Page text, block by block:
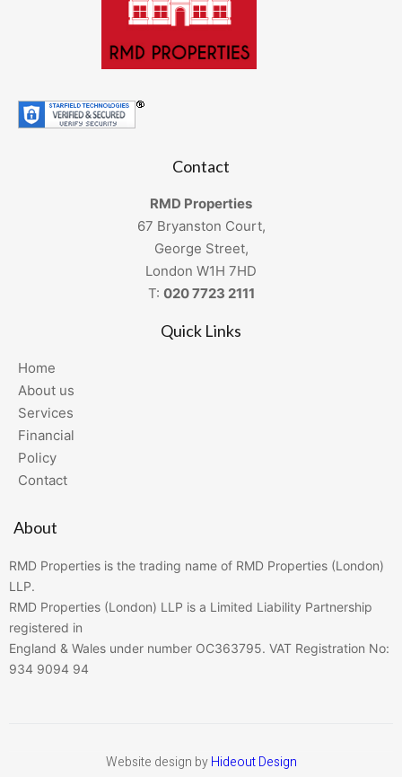
Contact
RMD Properties
67 Bryanston Court,
George Street,
London W1H 7HD
T: 020 7723 2111
Quick Links
Home
About us
Services
Financial
Policy
Contact
About
RMD Properties is the trading name of RMD Properties (London)
LLP.
RMD Properties (London) LLP is a Limited Liability Partnership
registered in
England & Wales under number OC363795. VAT Registration No:
934 9094 94
Website design byHideout Design